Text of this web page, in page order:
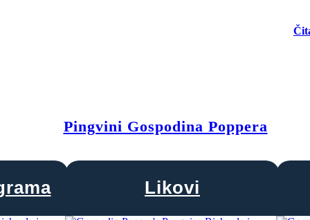
Pingvini Gospodina Poppera
Likovi